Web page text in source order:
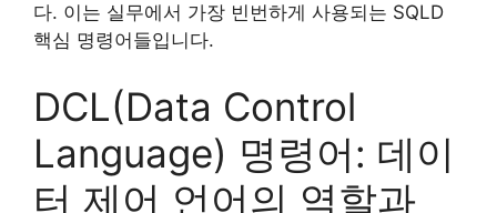
다. 이는 실무에서 가장 빈번하게 사용되는 SQLD
핵심 명령어들입니다.
DCL(Data Control
Language) 명령어: 데이
터 제어 언어의 역할과